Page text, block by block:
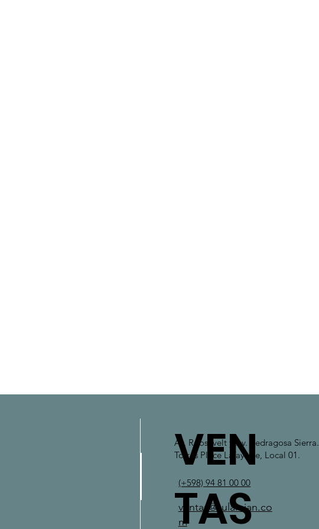
VEN
TAS
​Av. Roosevelt y Av. Pedragosa Sierra.
Torres Place Lafayette, Local 01.
(+598) 94 81 00 00
ventas@zulamian.co
m